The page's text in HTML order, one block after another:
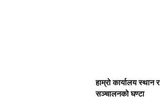
हाम्रो कार्यालय स्थान र
सञ्चालनको घण्टा